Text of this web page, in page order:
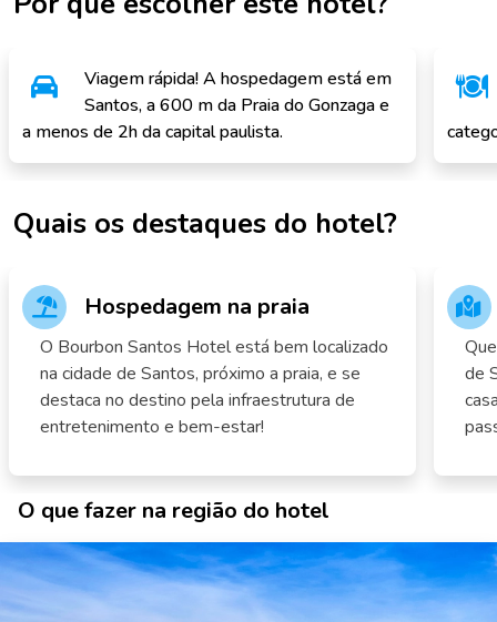
Viagem rápida! A hospedagem está em
Santos, a 600 m da Praia do Gonzaga e
a menos de 2h da capital paulista.
Quais os destaques do hotel?
Hospedagem na praia
O Bourbon Santos Hotel está bem localizado
na cidade de Santos, próximo a praia, e se
destaca no destino pela infraestrutura de
entretenimento e bem-estar!
de
O que fazer na região do hotel